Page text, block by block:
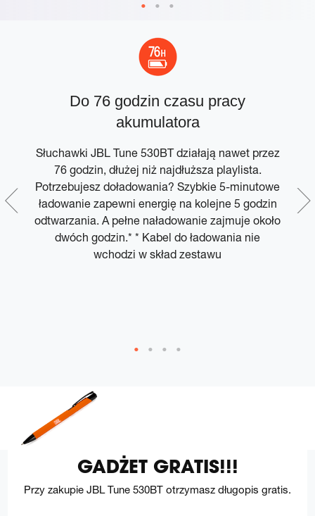
Do 76 godzin czasu pracy
akumulatora
Słuchawki JBL Tune 530BT działają nawet przez
76 godzin, dłużej niż najdłuższa playlista.
Potrzebujesz doładowania? Szybkie 5-minutowe
ładowanie zapewni energię na kolejne 5 godzin
odtwarzania. A pełne naładowanie zajmuje około
dwóch godzin.* * Kabel do ładowania nie
wchodzi w skład zestawu
GADŻET GRATIS!!!
Przy zakupie JBL Tune 530BT otrzymasz długopis gratis.